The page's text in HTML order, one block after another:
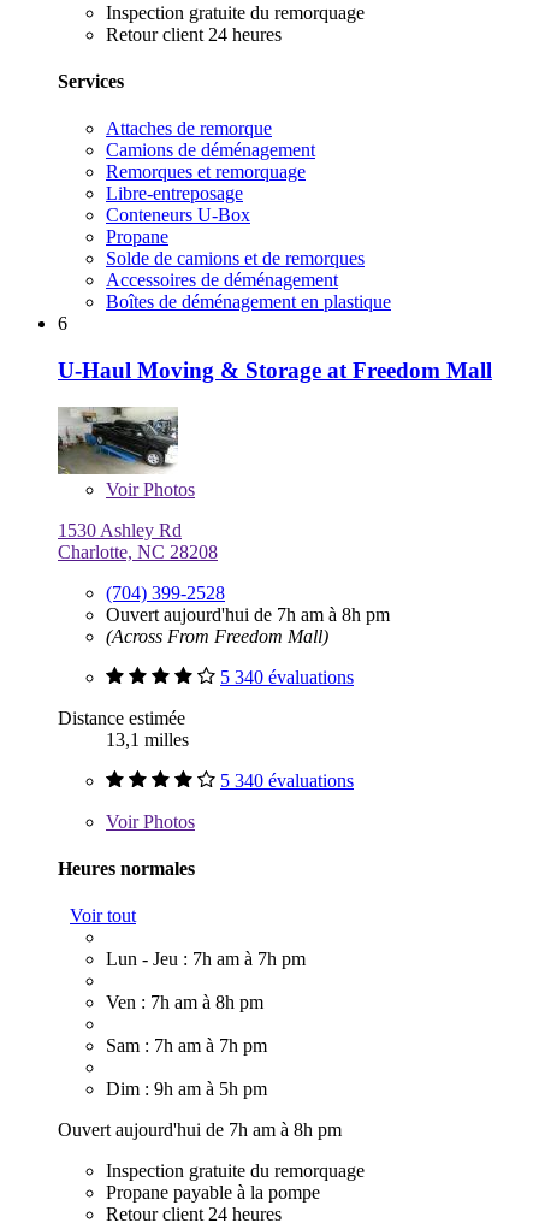
Inspection gratuite du remorquage
Retour client 24 heures
Services
Attaches de remorque
Camions de déménagement
Remorques et remorquage
Libre-entreposage
Conteneurs U-Box
Propane
Solde de camions et de remorques
Accessoires de déménagement
Boîtes de déménagement en plastique
6
U-Haul Moving & Storage at Freedom Mall
VoirPhotos
1530 Ashley Rd
Charlotte, NC 28208
(704) 399-2528
Ouvert aujourd'hui de 7h am à 8h pm
(Across From Freedom Mall)
5 340 évaluations
Distance estimée
13,1 milles
5 340 évaluations
VoirPhotos
Heures normales
Voir tout
Lun - Jeu : 7h am à 7h pm
Ven : 7h am à 8h pm
Sam : 7h am à 7h pm
Dim : 9h am à 5h pm
Ouvert aujourd'hui de 7h am à 8h pm
Inspection gratuite du remorquage
Propane payable à la pompe
Retour client 24 heures